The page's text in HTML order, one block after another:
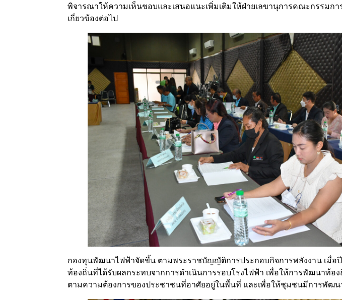
พิจารณาให้ความเห็นชอบและเสนอแนะเพิ่มเติมให้ฝ่ายเลขานุการคณะกรรมกา
เกี่ยวข้องต่อไป
กองทุนพัฒนาไฟฟ้าจัดขึ้น ตามพระราชบัญญัติการประกอบกิจการพลังงาน เมื่อปี
ท้องถิ่นที่ได้รับผลกระทบจากการดำเนินการรอบโรงไฟฟ้า เพื่อให้การพัฒนาท้อ
ตามความต้องการของประชาชนที่อาศัยอยู่ในพื้นที่ และเพื่อให้ชุมชนมีการพัฒน